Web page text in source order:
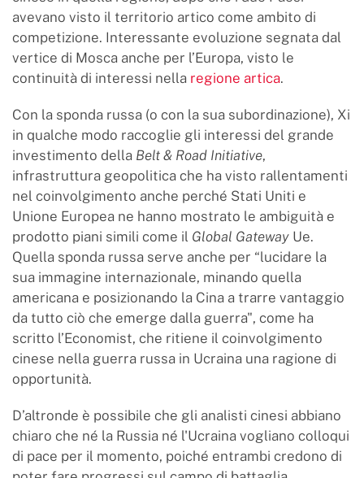
avevano visto il territorio artico come ambito di
competizione. Interessante evoluzione segnata dal
vertice di Mosca anche per l’Europa, visto le
continuità di interessi nella regione artica.
Con la sponda russa (o con la sua subordinazione), Xi
in qualche modo raccoglie gli interessi del grande
investimento della Belt & Road Initiative,
infrastruttura geopolitica che ha visto rallentamenti
nel coinvolgimento anche perché Stati Uniti e
Unione Europea ne hanno mostrato le ambiguità e
prodotto piani simili come il Global Gateway Ue.
Quella sponda russa serve anche per “lucidare la
sua immagine internazionale, minando quella
americana e posizionando la Cina a trarre vantaggio
da tutto ciò che emerge dalla guerra", come ha
scritto l’Economist, che ritiene il coinvolgimento
cinese nella guerra russa in Ucraina una ragione di
opportunità.
D’altronde è possibile che gli analisti cinesi abbiano
chiaro che né la Russia né l'Ucraina vogliano colloqui
di pace per il momento, poiché entrambi credono di